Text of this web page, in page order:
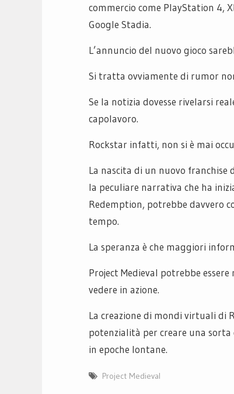
commercio come PlayStation 4,
Google Stadia.
L’annuncio del nuovo gioco
Si tratta ovviamente di rumor
Se la notizia dovesse rivelarsi
capolavoro.
Rockstar infatti, non si è mai
La nascita di un nuovo franchise
la peculiare narrativa che ha
Redemption, potrebbe davvero
tempo.
La speranza è che maggiori
Project Medieval potrebbe
vedere in azione.
La creazione di mondi virtuali di
potenzialità per creare una
in epoche lontane.
Project Medieval